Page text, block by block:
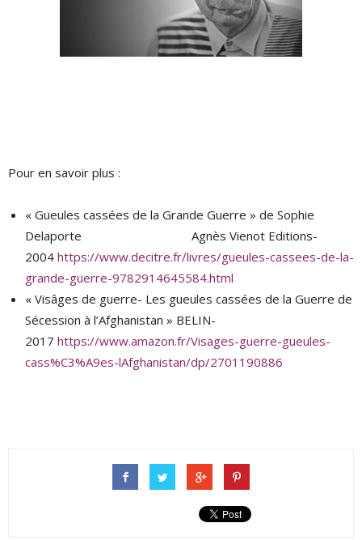
Pour en savoir plus :
« Gueules cassées de la Grande Guerre » de Sophie
Delaporte Agnès Vienot Editions-
2004 https://www.decitre.fr/livres/gueules-cassees-de-la-
grande-guerre-9782914645584.html
« Visâges de guerre- Les gueules cassées de la Guerre de
Sécession à l’Afghanistan » BELIN-
2017 https://www.amazon.fr/Visages-guerre-gueules-
cass%C3%A9es-lAfghanistan/dp/2701190886